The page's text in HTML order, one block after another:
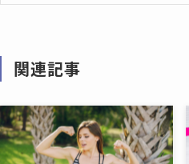
関連記事